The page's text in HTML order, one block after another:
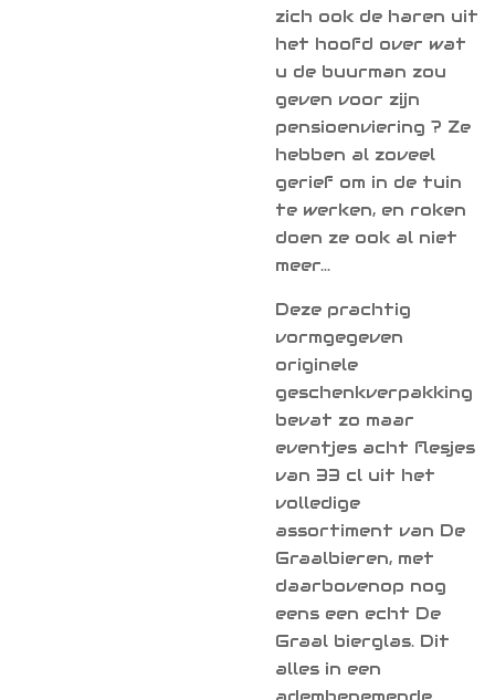
zich ook de haren uit
het hoofd over wat
u de buurman zou
geven voor zijn
pensioenviering ? Ze
hebben al zoveel
gerief om in de tuin
te werken, en roken
doen ze ook al niet
meer...
Deze prachtig
vormgegeven
originele
geschenkverpakking
bevat zo maar
eventjes acht flesjes
van 33 cl uit het
volledige
assortiment van De
Graalbieren, met
daarbovenop nog
eens een echt De
Graal bierglas. Dit
alles in een